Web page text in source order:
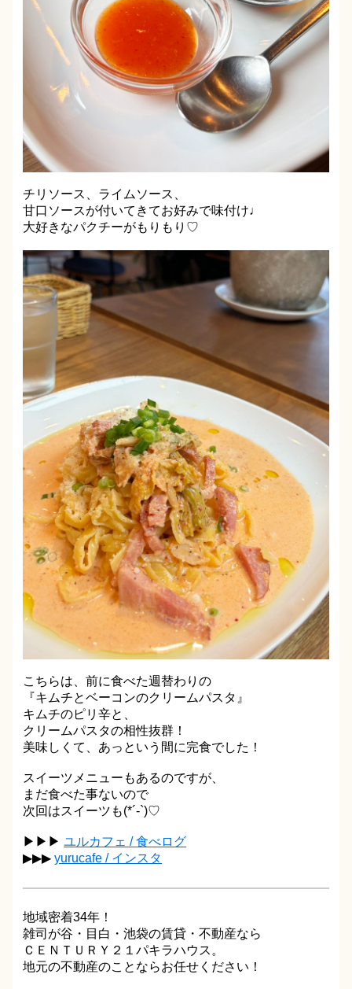
チリソース、ライムソース、
甘口ソースが付いてきてお好みで味付け♩
大好きなパクチーがもりもり♡
こちらは、前に食べた週替わりの
『キムチとベーコンのクリームパスタ』
キムチのピリ辛と、
クリームパスタの相性抜群！
美味しくて、あっという間に完食でした！
スイーツメニューもあるのですが、
まだ食べた事ないので
次回はスイーツも(*´-`)♡
▶▶▶ユルカフェ / 食べログ
▶▶▶yurucafe / インスタ
地域密着34年！
雑司が谷・目白・池袋の賃貸・不動産なら
ＣＥＮＴＵＲＹ２１パキラハウス。
地元の不動産のことならお任せください！